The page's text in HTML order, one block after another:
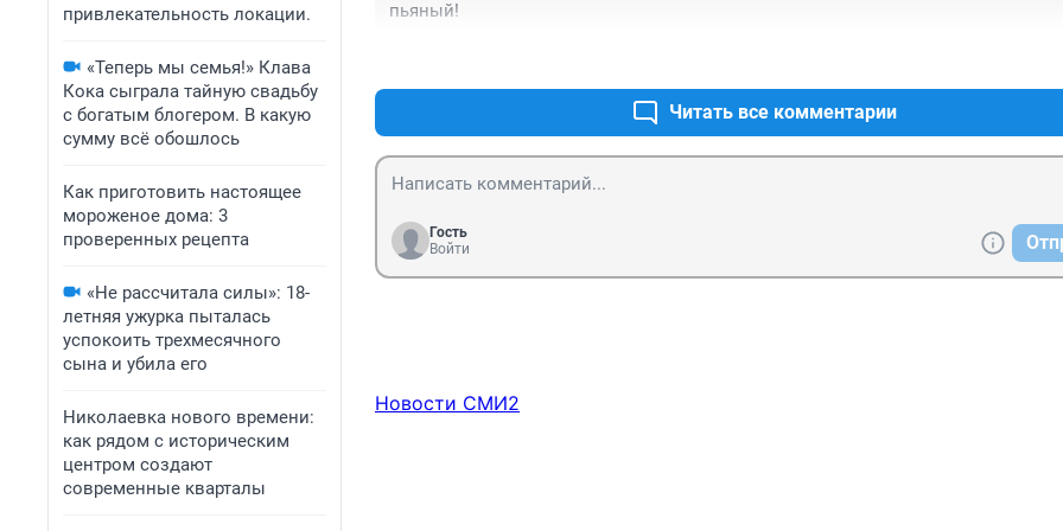
привлекательность локации.
«Теперь мы семья!» Клава
Кока сыграла тайную свадьбу
с богатым блогером. В какую
сумму всё обошлось
Как приготовить настоящее
мороженое дома: 3
проверенных рецепта
«Не рассчитала силы»: 18-
летняя ужурка пыталась
успокоить трехмесячного
сына и убила его
Николаевка нового времени:
как рядом с историческим
центром создают
современные кварталы
пьяный!
Читать все комментарии
Гость
Войти
Новости СМИ2